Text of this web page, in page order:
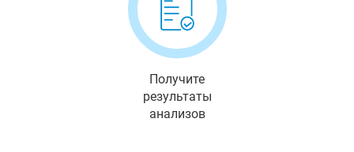
Получите
результаты
анализов